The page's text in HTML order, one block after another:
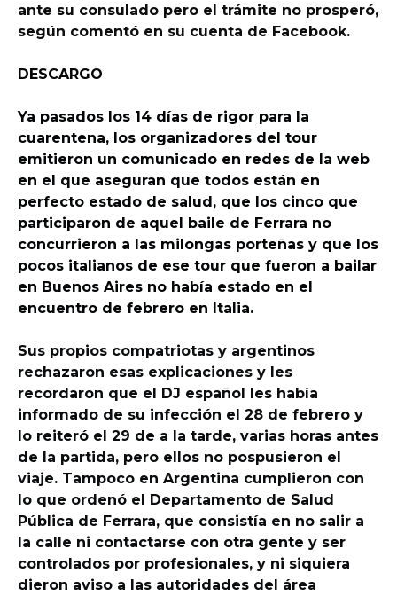
ante su consulado pero el trámite no prosperó,
según comentó en su cuenta de Facebook.
DESCARGO
Ya pasados los 14 días de rigor para la
cuarentena, los organizadores del tour
emitieron un comunicado en redes de la web
en el que aseguran que todos están en
perfecto estado de salud, que los cinco que
participaron de aquel baile de Ferrara no
concurrieron a las milongas porteñas y que los
pocos italianos de ese tour que fueron a bailar
en Buenos Aires no había estado en el
encuentro de febrero en Italia.
Sus propios compatriotas y argentinos
rechazaron esas explicaciones y les
recordaron que el DJ español les había
informado de su infección el 28 de febrero y
lo reiteró el 29 de a la tarde, varias horas antes
de la partida, pero ellos no pospusieron el
viaje. Tampoco en Argentina cumplieron con
lo que ordenó el Departamento de Salud
Pública de Ferrara, que consistía en no salir a
la calle ni contactarse con otra gente y ser
controlados por profesionales, y ni siquiera
dieron aviso a las autoridades del área